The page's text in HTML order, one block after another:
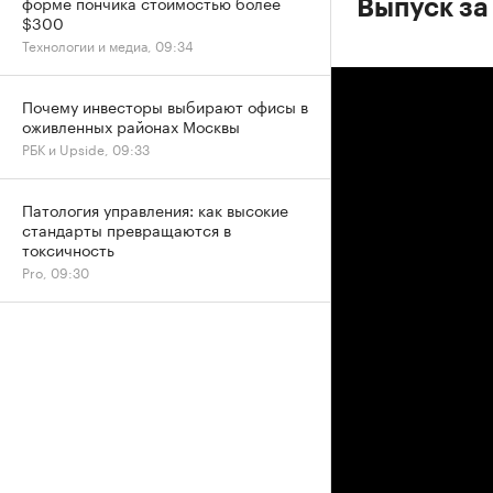
Выпуск
$300
Технологии и медиа, 09:34
Почему инвесторы выбирают офисы в
оживленных районах Москвы
РБК и Upside, 09:33
Патология управления: как высокие
стандарты превращаются в
токсичность
Pro, 09:30